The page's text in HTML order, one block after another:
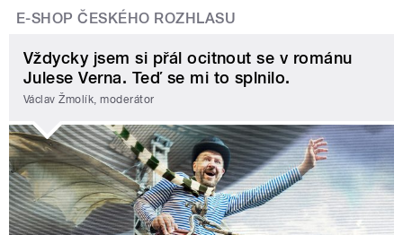
E-SHOP ČESKÉHO ROZHLASU
Vždycky jsem si přál ocitnout se v románu
Julese Verna. Teď se mi to splnilo.
Václav Žmolík, moderátor